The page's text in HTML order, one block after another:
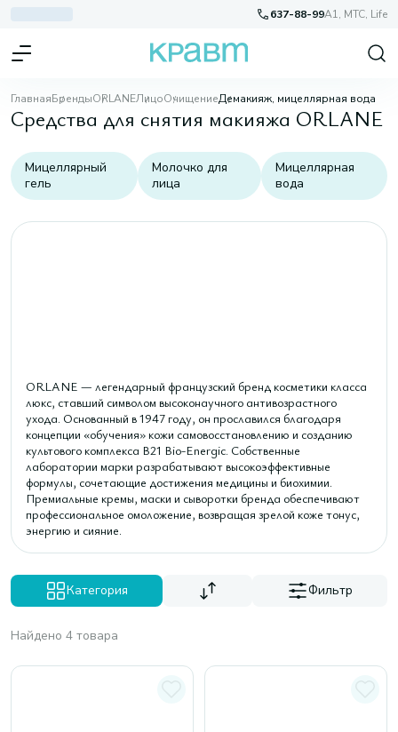
637-88-99A1, МТС, Life
ГлавнаяБрендыORLANEЛицоОчищениеДемакияж, мицеллярная вода
Средства для снятия макияжа ORLANE
Мицеллярный
гель
Молочко для
лица
Мицеллярная
вода
ORLANE — легендарный французский бренд косметики класса
люкс, ставший символом высоконаучного антивозрастного
ухода. Основанный в 1947 году, он прославился благодаря
концепции «обучения» кожи самовосстановлению и созданию
культового комплекса B21 Bio-Energic. Собственные
лаборатории марки разрабатывают высокоэффективные
формулы, сочетающие достижения медицины и биохимии.
Премиальные кремы, маски и сыворотки бренда обеспечивают
профессиональное омоложение, возвращая зрелой коже тонус,
энергию и сияние.
Категория Фильтр
Найдено 4 товара